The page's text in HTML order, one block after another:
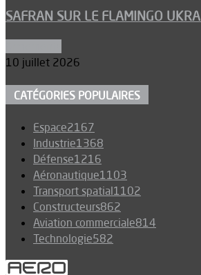
SAFRAN SUR LE FLAMINGO
10 juillet 2026
CATÉGORIES POPULAIRES
Espace2167
Industrie1368
Défense1216
Aéronautique1103
Transport spatial1102
Constructeurs862
Aviation commerciale814
Technologie582